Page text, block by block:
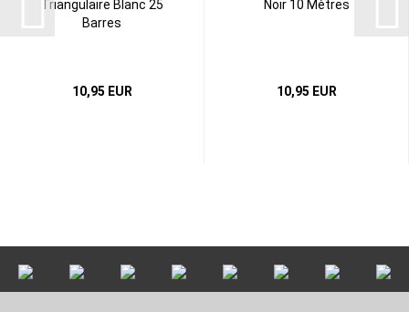
Triangulaire Blanc 25
Barres
10,95 EUR
Noir 10 Mètres
10,95 EUR